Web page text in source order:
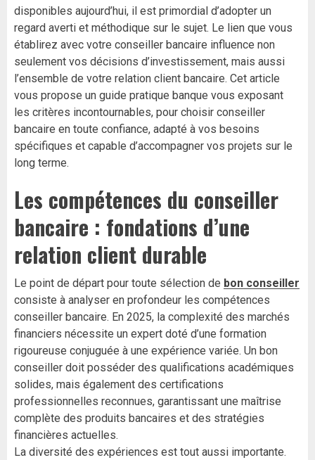
disponibles aujourd’hui, il est primordial d’adopter un
regard averti et méthodique sur le sujet. Le lien que vous
établirez avec votre conseiller bancaire influence non
seulement vos décisions d’investissement, mais aussi
l’ensemble de votre relation client bancaire. Cet article
vous propose un guide pratique banque vous exposant
les critères incontournables, pour choisir conseiller
bancaire en toute confiance, adapté à vos besoins
spécifiques et capable d’accompagner vos projets sur le
long terme.
Les compétences du conseiller
bancaire : fondations d’une
relation client durable
Le point de départ pour toute sélection de bon conseiller
consiste à analyser en profondeur les compétences
conseiller bancaire. En 2025, la complexité des marchés
financiers nécessite un expert doté d’une formation
rigoureuse conjuguée à une expérience variée. Un bon
conseiller doit posséder des qualifications académiques
solides, mais également des certifications
professionnelles reconnues, garantissant une maîtrise
complète des produits bancaires et des stratégies
financières actuelles.
La diversité des expériences est tout aussi importante.